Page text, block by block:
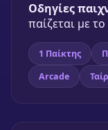
★81%🎮
Παίξε
Οδηγίες
παίζεται με το
1 Παίκτης
Arcade